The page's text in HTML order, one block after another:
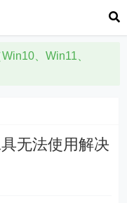
、Win11、
无法使用解决